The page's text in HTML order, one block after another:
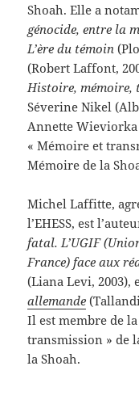
Shoah. Elle a
génocide, entre la
L’ère du témoin
(Robert Laffont,
Histoire, mémoire,
Séverine Nikel
Annette
« Mémoire et
Mémoire de la
Michel Laffitte,
l’EHESS, est
fatal. L’UGIF
France) face aux
(Liana Levi, 2003),
allemande
Il est membre de
transmission » de
la Shoah.